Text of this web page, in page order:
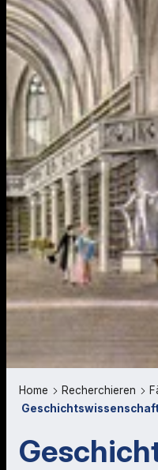
Home Recherchieren